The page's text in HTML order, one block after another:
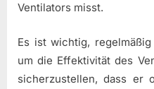
Ventilators misst.
Es ist wichtig,
um die Effektivität des
sicherzustellen, dass er